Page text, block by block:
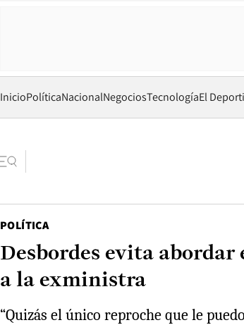
InicioPolíticaNacionalNegociosTecnologíaEl
POLÍTICA
Desbordes evita
a la exministra
“Quizás el único reproche que le